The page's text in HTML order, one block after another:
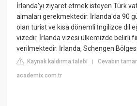
İrlanda'yı ziyaret etmek isteyen Türk
almaları gerekmektedir. İrlanda'da 90
olan turist ve kısa dönemli İngilizce dil
vizedir. İrlanda vizesi ülkemizde belirli
verilmektedir. İrlanda, Schengen
Kaynak kaldırma talebi |Cevabın
academix.com.tr